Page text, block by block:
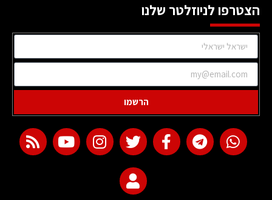
הצטרפו לניוזלטר שלנו
הרשמו